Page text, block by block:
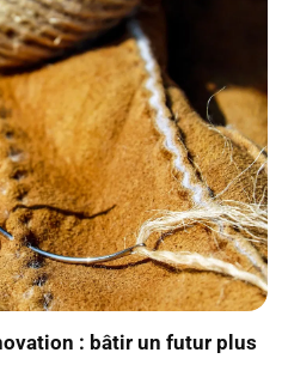
: bâtir un futur plus